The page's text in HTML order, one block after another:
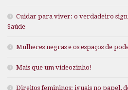
Cuidar para viver: o verdadeiro
Saúde
Mulheres negras e os espaços de
Mais que um videozinho!
Direitos femininos: iguais no papel,